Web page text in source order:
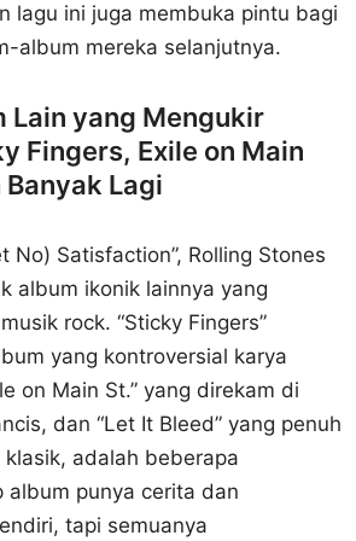
lagu ini juga membuka pintu bagi
album mereka selanjutnya.
Lain yang Mengukir
Fingers, Exile on Main
Banyak Lagi
No) Satisfaction”, Rolling Stones
album ikonik lainnya yang
rock. “Sticky Fingers”
yang kontroversial karya
on Main St.” yang direkam di
dan “Let It Bleed” yang penuh
adalah beberapa
album punya cerita dan
tapi semuanya